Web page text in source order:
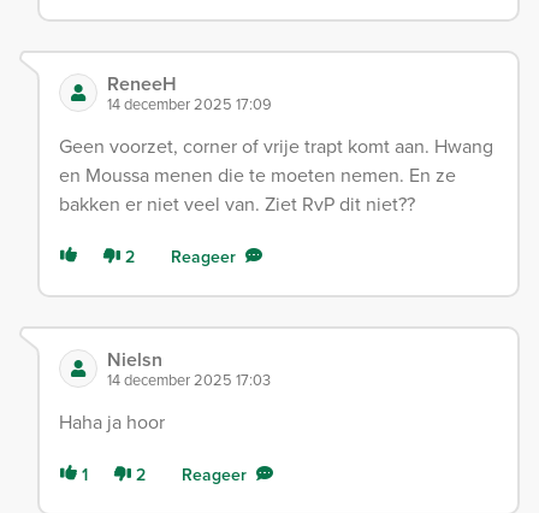
ReneeH
14 december 2025 17:09
Geen voorzet, corner of vrije trapt komt aan. Hwang
en Moussa menen die te moeten nemen. En ze
bakken er niet veel van. Ziet RvP dit niet??
2 Reageer
Nielsn
14 december 2025 17:03
Haha ja hoor
1 2 Reageer